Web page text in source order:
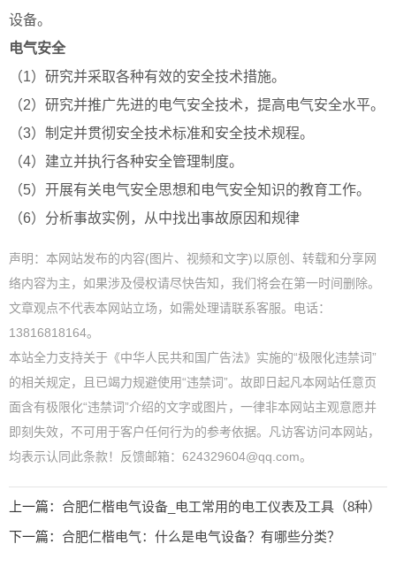
设备。
电气安全
（1）研究并采取各种有效的安全技术措施。
（2）研究并推广先进的电气安全技术，提高电气安全水平。
（3）制定并贯彻安全技术标准和安全技术规程。
（4）建立并执行各种安全管理制度。
（5）开展有关电气安全思想和电气安全知识的教育工作。
（6）分析事故实例，从中找出事故原因和规律
声明：本网站发布的内容(图片、视频和文字)以原创、转载和分享网
络内容为主，如果涉及侵权请尽快告知，我们将会在第一时间删除。
文章观点不代表本网站立场，如需处理请联系客服。电话：
13816818164。
本站全力支持关于《中华人民共和国广告法》实施的“极限化违禁词”
的相关规定，且已竭力规避使用“违禁词”。故即日起凡本网站任意页
面含有极限化“违禁词”介绍的文字或图片，一律非本网站主观意愿并
即刻失效，不可用于客户任何行为的参考依据。凡访客访问本网站，
均表示认同此条款！反馈邮箱：624329604@qq.com。
上一篇： 合肥仁楷电气设备_电工常用的电工仪表及工具（8种）
下一篇： 合肥仁楷电气：什么是电气设备？有哪些分类？